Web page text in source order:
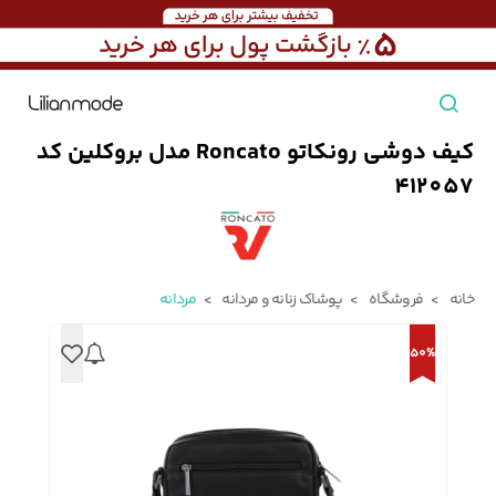
زنانه
مشاهده همه محصولات
جوراب مردانه کت مردانه
کیف دوشی رونکاتو Roncato مدل بروکلین کد
412057
خانه فروشگاه پوشاک زنانه و مردانه مردانه
50%